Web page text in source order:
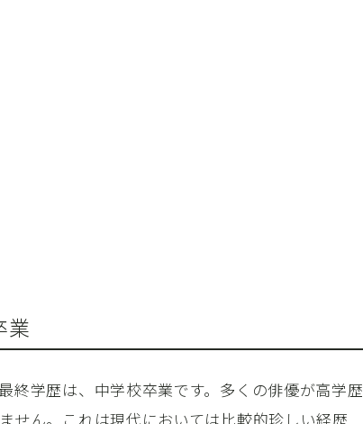
業
終学歴は、中学校卒業です。多くの俳優が高学歴
せん。これは現代においては比較的珍しい経歴